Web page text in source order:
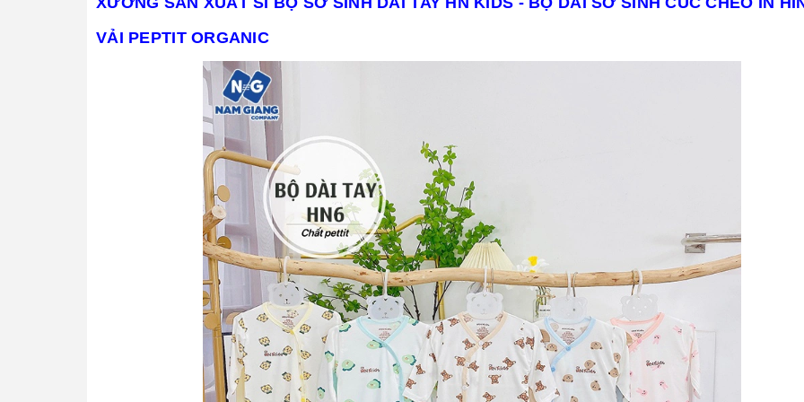
VẢI PEPTIT ORGANIC